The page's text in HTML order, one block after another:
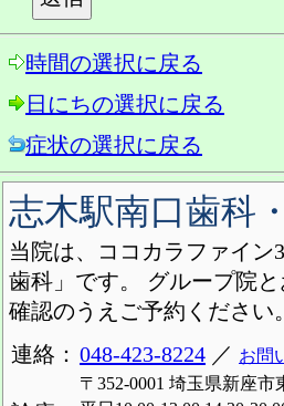
時間の選択に戻る
日にちの選択に戻る
症状の選択に戻る
志木駅南口歯科
当院は、ココカラファイ
歯科」です。 グループ院
確認のうえご予約ください。
連絡： 048-423-8224 ／ お問
〒352-0001 埼玉県新座